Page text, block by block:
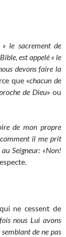
» le sacrement de
est appelé « le
devons faire la
que «chacun de
de Dieu» ou
de mon propre
comment il me prit
Seigneur: «Non!
ne cessent de
nous Lui avons
de ne pas